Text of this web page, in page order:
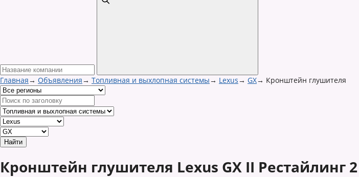
Главная→ Объявления→ Топливная и выхлопная системы→ Lexus→ GX→ Кронштейн глушителя
Кронштейн глушителя Lexus GX II Рестайлинг 2